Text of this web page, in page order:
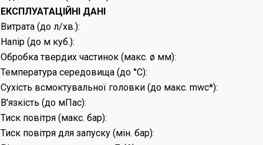
ЕКСПЛУАТАЦІЙНІ ДАНІ
Витрата (до л/хв.):
Напір (до м куб.):
Обробка твердих частинок (макс. ø мм):
Температура середовища (до °C):
Сухість всмоктувальної головки (до макс. mwc*):
В'язкість (до мПас):
Тиск повітря (макс. бар):
Тиск повітря для запуску (мін. бар):